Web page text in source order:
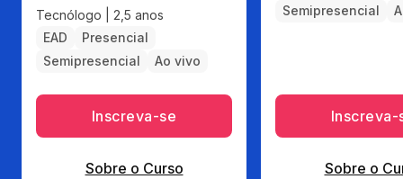
Tecnólogo | 2,5 anos
EAD
Presencial
Semipresencial
Ao vivo
Inscreva-se
Sobre o Curso
Semipresencial
Inscreva-
Sobre o